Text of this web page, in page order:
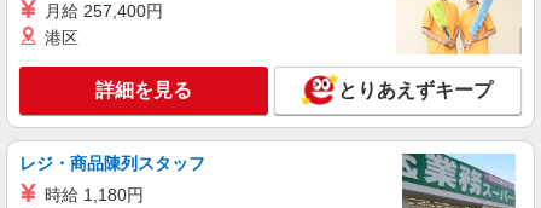
派遣社員
株式会社kotrio /●KB-H-1848905
シニア向けマンションで見守り・食事配膳など
＊三ノ宮＊。日払可
時給1550円〜2187円 ＜日払い有/週払い有/交
月給 257,400円
港区
詳細を見る とりあえずキープ
レジ・商品陳列スタッフ
時給 1,180円